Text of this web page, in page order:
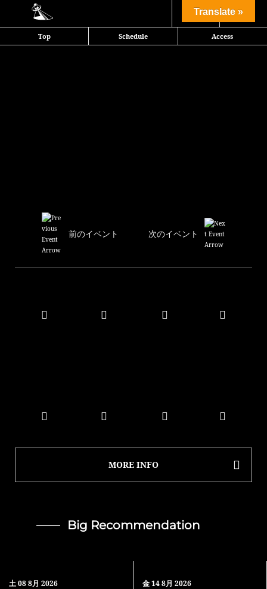
Top Schedule Access
Share
前のイベント 次のイベント
MORE INFO
Big Recommendation
土08 8月 2026 金14 8月 2026
Translate »